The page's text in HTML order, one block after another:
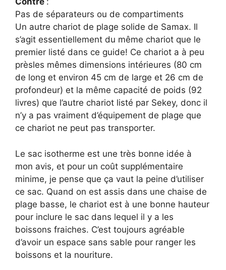
Pas de séparateurs ou de compartiments
Un autre chariot de plage solide de Samax. Il
s’agit essentiellement du même chariot que le
premier listé dans ce guide! Ce chariot a à peu
prèsles mêmes dimensions intérieures (80 cm
de long et environ 45 cm de large et 26 cm de
profondeur) et la même capacité de poids (92
livres) que l’autre chariot listé par Sekey, donc il
n’y a pas vraiment d’équipement de plage que
ce chariot ne peut pas transporter.
Le sac isotherme est une très bonne idée à
mon avis, et pour un coût supplémentaire
minime, je pense que ça vaut la peine d’utiliser
ce sac. Quand on est assis dans une chaise de
plage basse, le chariot est à une bonne hauteur
pour inclure le sac dans lequel il y a les
boissons fraiches. C’est toujours agréable
d’avoir un espace sans sable pour ranger les
boissons et la nouriture.